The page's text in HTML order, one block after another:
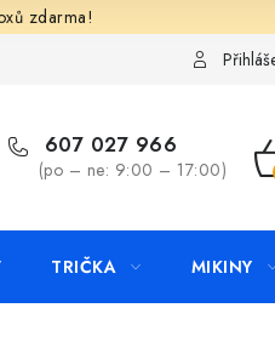
zdarma!
Kontakty
607 027 966
(po – ne: 9:00 – 17:00)
TRIČKA MIKINY